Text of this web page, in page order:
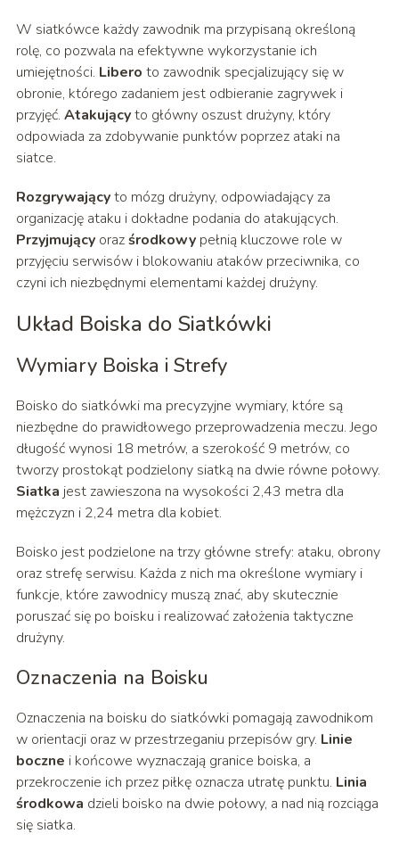
W siatkówce każdy zawodnik ma przypisaną określoną
rolę, co pozwala na efektywne wykorzystanie ich
umiejętności. Libero to zawodnik specjalizujący się w
obronie, którego zadaniem jest odbieranie zagrywek i
przyjęć. Atakującyto główny oszust drużyny, który
odpowiada za zdobywanie punktów poprzez ataki na
siatce.
Rozgrywającyto mózg drużyny, odpowiadający za
organizację ataku i dokładne podania do atakujących.
Przyjmującyorazśrodkowypełnią kluczowe role w
przyjęciu serwisów i blokowaniu ataków przeciwnika, co
czyni ich niezbędnymi elementami każdej drużyny.
Układ Boiska do Siatkówki
Wymiary Boiska i Strefy
Boisko do siatkówki ma precyzyjne wymiary, które są
niezbędne do prawidłowego przeprowadzenia meczu. Jego
długość wynosi 18 metrów, a szerokość 9 metrów, co
tworzy prostokąt podzielony siatką na dwie równe połowy.
Siatka jest zawieszona na wysokości 2,43 metra dla
mężczyzn i 2,24 metra dla kobiet.
Boisko jest podzielone na trzy główne strefy: ataku, obrony
oraz strefę serwisu. Każda z nich ma określone wymiary i
funkcje, które zawodnicy muszą znać, aby skutecznie
poruszać się po boisku i realizować założenia taktyczne
drużyny.
Oznaczenia na Boisku
Oznaczenia na boisku do siatkówki pomagają zawodnikom
w orientacji oraz w przestrzeganiu przepisów gry. Linie
boczne i końcowe wyznaczają granice boiska, a
przekroczenie ich przez piłkę oznacza utratę punktu. Linia
środkowa dzieli boisko na dwie połowy, a nad nią rozciąga
się siatka.